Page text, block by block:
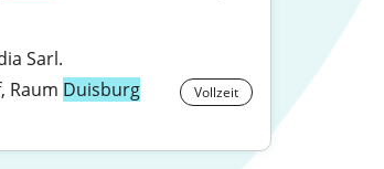
Sarl.
Raum Duisburg Vollzeit